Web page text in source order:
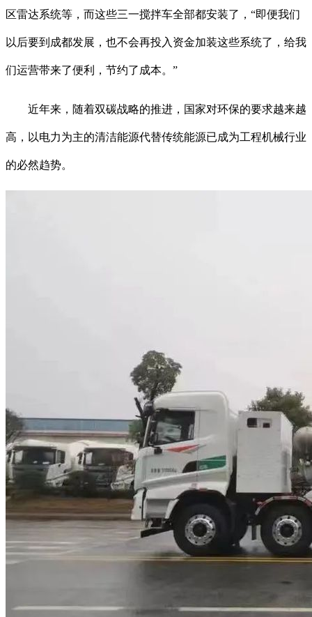
区雷达系统等，而这些三一搅拌车全部都安装了，“即便我们
以后要到成都发展，也不会再投入资金加装这些系统了，给我
们运营带来了便利，节约了成本。”
近年来，随着双碳战略的推进，国家对环保的要求越来越
高，以电力为主的清洁能源代替传统能源已成为工程机械行业
的必然趋势。